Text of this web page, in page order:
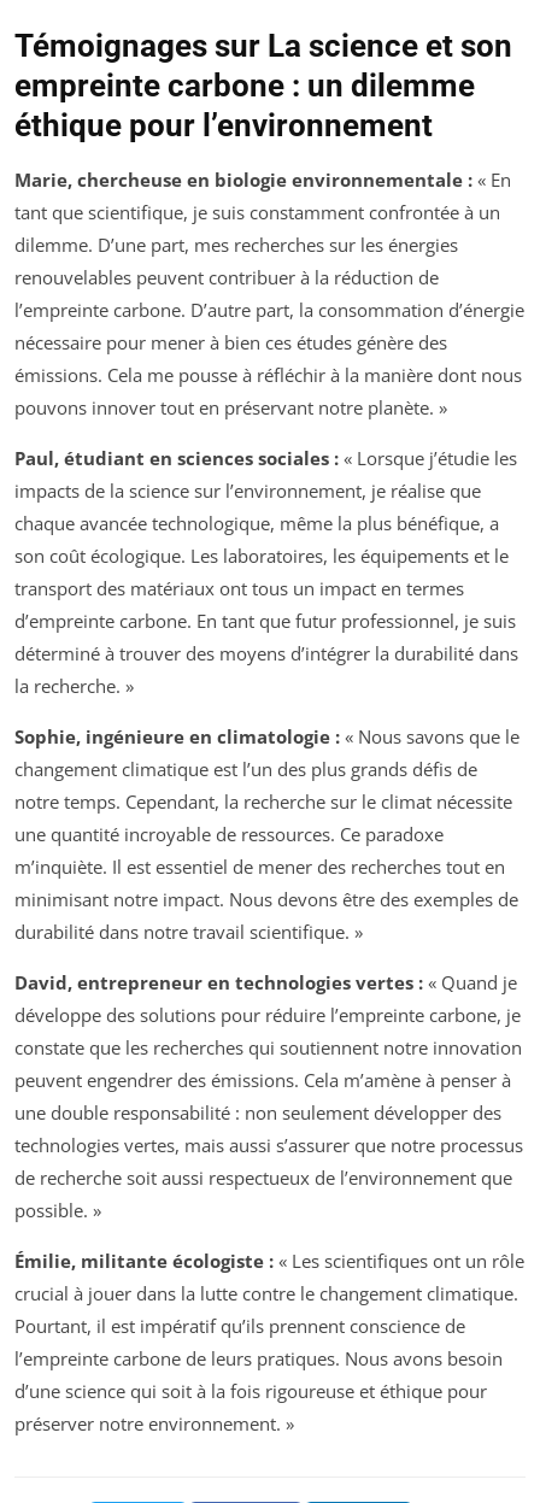
Témoignages sur La science et son
empreinte carbone : un dilemme
éthique pour l’environnement
Marie, chercheuse en biologie environnementale : « En
tant que scientifique, je suis constamment confrontée à un
dilemme. D’une part, mes recherches sur les énergies
renouvelables peuvent contribuer à la réduction de
l’empreinte carbone. D’autre part, la consommation d’énergie
nécessaire pour mener à bien ces études génère des
émissions. Cela me pousse à réfléchir à la manière dont nous
pouvons innover tout en préservant notre planète. »
Paul, étudiant en sciences sociales : « Lorsque j’étudie les
impacts de la science sur l’environnement, je réalise que
chaque avancée technologique, même la plus bénéfique, a
son coût écologique. Les laboratoires, les équipements et le
transport des matériaux ont tous un impact en termes
d’empreinte carbone. En tant que futur professionnel, je suis
déterminé à trouver des moyens d’intégrer la durabilité dans
la recherche. »
Sophie, ingénieure en climatologie : « Nous savons que le
changement climatique est l’un des plus grands défis de
notre temps. Cependant, la recherche sur le climat nécessite
une quantité incroyable de ressources. Ce paradoxe
m’inquiète. Il est essentiel de mener des recherches tout en
minimisant notre impact. Nous devons être des exemples de
durabilité dans notre travail scientifique. »
David, entrepreneur en technologies vertes : « Quand je
développe des solutions pour réduire l’empreinte carbone, je
constate que les recherches qui soutiennent notre innovation
peuvent engendrer des émissions. Cela m’amène à penser à
une double responsabilité : non seulement développer des
technologies vertes, mais aussi s’assurer que notre processus
de recherche soit aussi respectueux de l’environnement que
possible. »
Émilie, militante écologiste : « Les scientifiques ont un rôle
crucial à jouer dans la lutte contre le changement climatique.
Pourtant, il est impératif qu’ils prennent conscience de
l’empreinte carbone de leurs pratiques. Nous avons besoin
d’une science qui soit à la fois rigoureuse et éthique pour
préserver notre environnement. »